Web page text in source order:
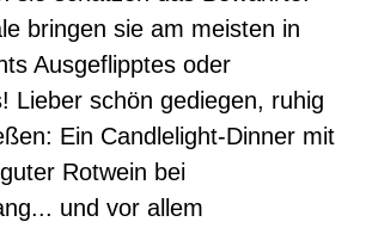
bringen sie am meisten in
Ausgeflipptes oder
Lieber schön gediegen, ruhig
Ein Candlelight-Dinner mit
Rotwein bei
und vor allem